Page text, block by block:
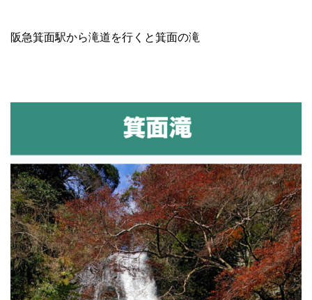
阪急箕面駅から滝道を行くと箕面の滝